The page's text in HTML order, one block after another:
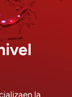
la